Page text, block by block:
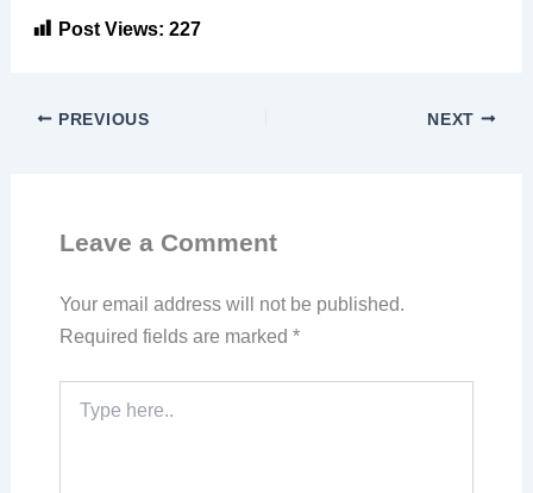
Post Views: 227
PREVIOUS NEXT
Leave a Comment
Your email address will not be published.
Required fields are marked *
here..